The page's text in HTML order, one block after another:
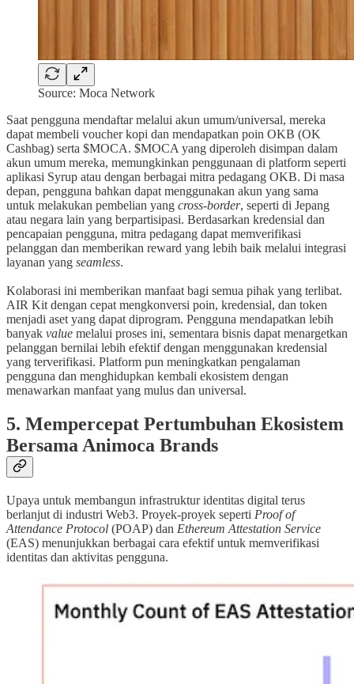
Source: Moca Network
Saat pengguna mendaftar melalui akun umum/universal, mereka
dapat membeli voucher kopi dan mendapatkan poin OKB (OK
Cashbag) serta $MOCA. $MOCA yang diperoleh disimpan dalam
akun umum mereka, memungkinkan penggunaan di platform seperti
aplikasi Syrup atau dengan berbagai mitra pedagang OKB. Di masa
depan, pengguna bahkan dapat menggunakan akun yang sama
untuk melakukan pembelian yang cross-border, seperti di Jepang
atau negara lain yang berpartisipasi. Berdasarkan kredensial dan
pencapaian pengguna, mitra pedagang dapat memverifikasi
pelanggan dan memberikan reward yang lebih baik melalui integrasi
layanan yang seamless.
Kolaborasi ini memberikan manfaat bagi semua pihak yang terlibat.
AIR Kit dengan cepat mengkonversi poin, kredensial, dan token
menjadi aset yang dapat diprogram. Pengguna mendapatkan lebih
banyak value melalui proses ini, sementara bisnis dapat menargetkan
pelanggan bernilai lebih efektif dengan menggunakan kredensial
yang terverifikasi. Platform pun meningkatkan pengalaman
pengguna dan menghidupkan kembali ekosistem dengan
menawarkan manfaat yang mulus dan universal.
5. Mempercepat Pertumbuhan Ekosistem
Bersama Animoca Brands
Upaya untuk membangun infrastruktur identitas digital terus
berlanjut di industri Web3. Proyek-proyek seperti Proof of
Attendance Protocol (POAP) dan Ethereum Attestation Service
(EAS) menunjukkan berbagai cara efektif untuk memverifikasi
identitas dan aktivitas pengguna.